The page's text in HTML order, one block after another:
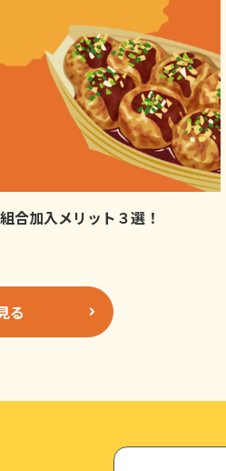
合加入メリット３選！
る